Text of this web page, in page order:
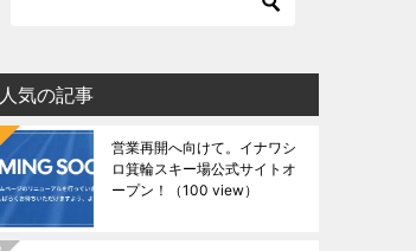
人気の記事
営業再開へ向けて。イナワシ
ロ箕輪スキー場公式サイトオ
ープン！
（100 view）